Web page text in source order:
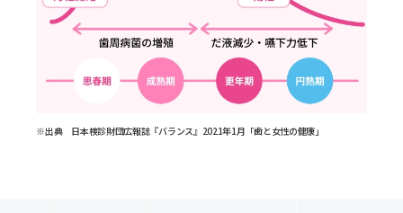
※出典 日本検診財団広報誌『バランス』2021年1月「歯と女性の健康」